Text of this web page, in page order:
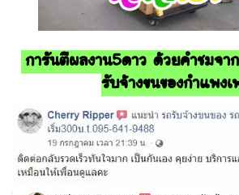
การันตีผลงาน5ดาว ด้วยคำชมจา
รับจ้างขนของกำแพงเ